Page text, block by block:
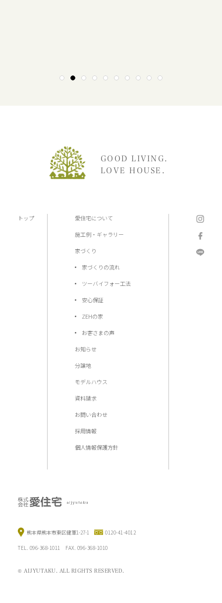
1 2 3 4 5 6 7 8 9 10
GOOD LIVING.
LOVE HOUSE.
トップ 愛住宅について
施工例・ギャラリー
家づくり
家づくりの流れ
ツーバイフォー工法
安心保証
ZEHの家
お客さまの声
お知らせ
分譲地
モデルハウス
資料請求
お問い合わせ
採用情報
個人情報保護方針
熊本県熊本市東区健軍1-27-1 0120-41-4012
TEL. 096-368-1011 FAX. 096-368-1010
© AIJYUTAKU. ALL RIGHTS RESERVED.